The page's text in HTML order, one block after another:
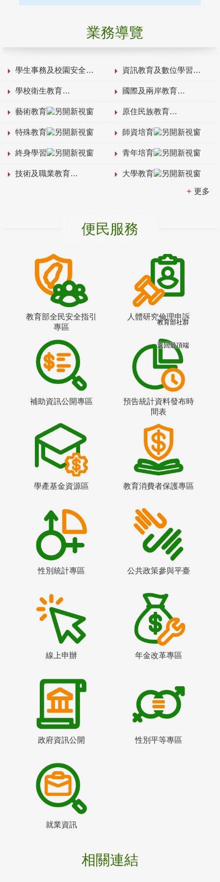
業務導覽
學生事務及校園安全 資訊教育及數位學習
學校衛生教育 國際及兩岸教育
藝術教育 原住民族教育
特殊教育 師資培育
終身學習 青年培育
技術及職業教育 大學教育
更多
便民服務
教育部全民安全指引
專區
人體研究倫理申訴
補助資訊公開專區
預告統計資料發布時
間表
學產基金資源區 教育消費者保護專區
性別統計專區 公共政策參與平臺
線上申辦 年金改革專區
政府資訊公開 性別平等專區
就業資訊
相關連結
教育部社群
返回最頂端